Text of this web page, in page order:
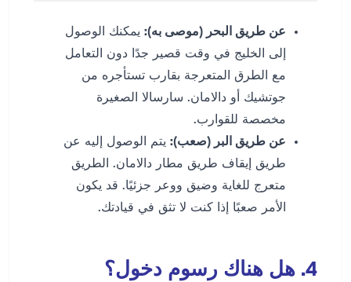
عن طريق البحر (موصى به): يمكنك الوصول
إلى الخليج في وقت قصير جدًا دون التعامل
مع الطرق المتعرجة بقارب تستأجره من
جوتشيك أو دالامان. سارسالا الصغيرة
مخصصة للقوارب.
عن طريق البر (صعب): يتم الوصول إليه عن
طريق إيقاف طريق مطار دالامان. الطريق
متعرج للغاية وضيق ووعر جزئيًا. قد يكون
الأمر صعبًا إذا كنت لا تثق في قيادتك.
4. هل هناك رسوم دخول؟